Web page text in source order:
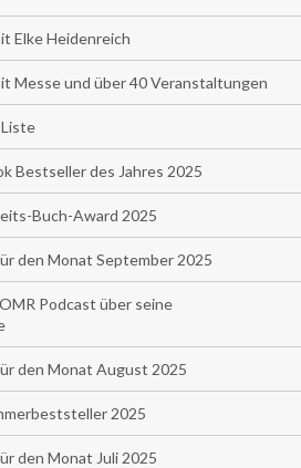
Elke Heidenreich
Messe und über 40 Veranstaltungen
Bestseller des Jahres 2025
Buch-Award 2025
den Monat September 2025
Podcast über seine
den Monat August 2025
2025
den Monat Juli 2025